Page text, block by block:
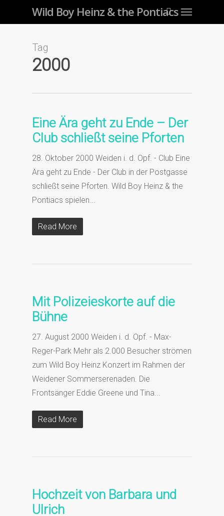
Wild Boy Heinz & the Pontiacs
Tag
2000
Eine Ära geht zu Ende – Der
Club schließt seine Pforten
28. Oktober 2000 Weiden i. d. Opf. - Club Eine
Ära geht zu Ende - Der Club in der Postgasse
schließt seine Pforten. Wild Boy Heinz & the
Pontiacs spielen...
Read More
Mit Polizeieskorte auf die
Bühne
27. August 2000 Weiden i. d. Opf. - Max-
Reger-Park Mehr als 2.000 Besucher strömen
zum Wild Boy Heinz Konzert im Rahmen der
Weidener Sommerserenaden. Die
Frontsänger Eddie Greene und Tina...
Read More
Hochzeit von Barbara und
Ulrich